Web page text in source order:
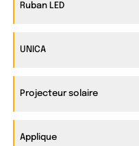
Ruban LED
UNICA
Projecteur solaire
Applique